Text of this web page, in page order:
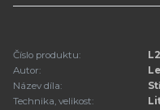
Číslo produktu:
Autor:
Název díla:
Technika, velikost: